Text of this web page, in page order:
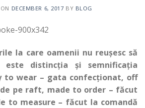
DECEMBER 6, 2017 BY BLOG
la care oamenii nu reușesc să
este distincția și semnificația
to wear – gata confecționat, off
pe raft, made to order – făcut
to measure – făcut la comandă